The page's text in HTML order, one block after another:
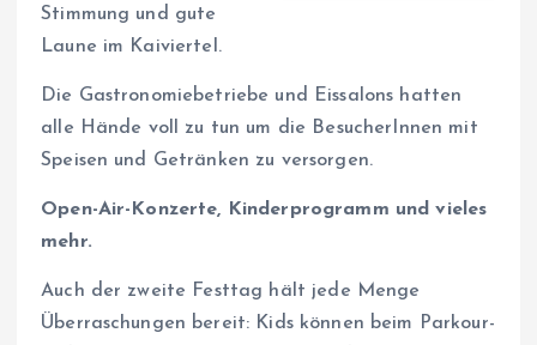
Stimmung und gute
Laune im Kaiviertel.
Die Gastronomiebetriebe und Eissalons hatten
alle Hände voll zu tun um die BesucherInnen mit
Speisen und Getränken zu versorgen.
Open-Air-Konzerte, Kinderprogramm und vieles
mehr.
Auch der zweite Festtag hält jede Menge
Überraschungen bereit: Kids können beim Parkour-